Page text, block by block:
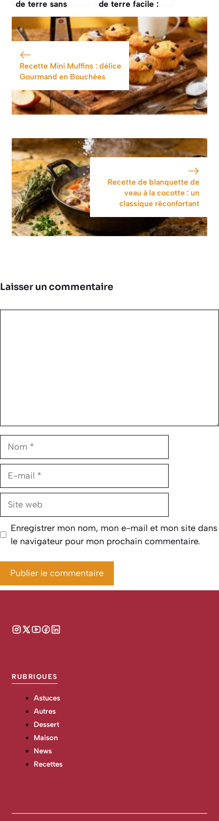
de terre sans
crème : recette
légère et
savoureuse
de terre facile :
recette rapide et
savoureuse
Recette Mini Muffins : délice
Gourmand en Bouchées
Recette de blanquette de
veau à la cocotte : un
classique réconfortant
Laisser un commentaire
Nom
E-
Site
Enregistrer mon nom, mon e-mail et mon site dans
le navigateur pour mon prochain commentaire.
RUBRIQUES
Astuces
Autres
Dessert
Maison
News
Recettes